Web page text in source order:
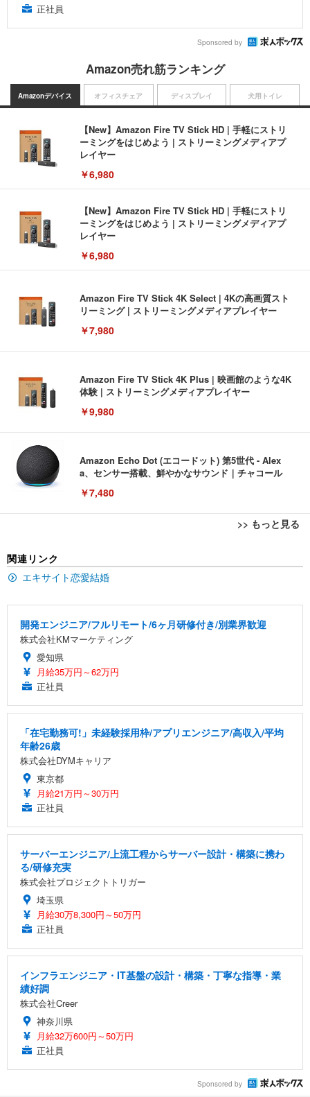
正社員
Sponsored by
Amazon売れ筋ランキング
Amazonデバイス
【New】Amazon Fire TV Stick HD | 手軽にストリ
ーミングをはじめよう | ストリーミングメディアプ
レイヤー
￥6,980
【New】Amazon Fire TV Stick HD | 手軽にストリ
ーミングをはじめよう | ストリーミングメディアプ
レイヤー
￥6,980
Amazon Fire TV Stick 4K Select | 4Kの高画質スト
リーミング | ストリーミングメディアプレイヤー
￥7,980
Amazon Fire TV Stick 4K Plus | 映画館のような4K
体験 | ストリーミングメディアプレイヤー
￥9,980
Amazon Echo Dot (エコードット) 第5世代 - Alex
a、センサー搭載、鮮やかなサウンド｜チャコール
￥7,480
>> もっと見る
オフィスチェア
い 跳ね上げ式アームレスト コンパクト 約105度ロッ
キング pc 事務椅子 360度回転 座面昇降 強化ナイロ
SIHOO B100 オフィスチェア／デスクチェア メッシ
￥27,999
Sezlife オフィスチェア デスクチェア 疲れない テレ
ワーク チェア 強化バックレスト 30度ロッキング機
能 人間工学 椅子 腰サポート 90度跳ね上げ式アーム
ョン PCチェア 通気性メッシュ ゲーミング/勉強/事
￥7,680
Sezlife オフィスチェア デスクチェア 疲れない テレ
レスト 3Dヘッドレスト ハンガー付き 高反発クッシ
務用 おしゃれ パソコンチェア (ホワイト)
￥7,680
ANDWINT オフィスチェア デスクチェア 肘なし メ
ッシュ 通気性 ランバーサポート付き 腰サポート ガ
ト 幅52×奥行58.5×高さ84～96cm テレワーク 在宅
￥4,139
ディスプレイ
EV3240X-WT | 31.5型4K UHD・USB Type-C・ホワ
イト
EIZO ビジネス向けプレミアムモニター | FlexScan
EV2740X-WT | 27.0型4K UHD・USB Type-C・ホワ
￥109,572
フック付き（CFI-ZDM1J）
【整備済み品】Dell E2724HS 27インチ 液晶モニタ
応 ComfortView ビジネス向け
￥15,800
【MiniLED/24.5inch/280Hz/FHD】GRAPHT THE S
HOOTER Gaming Monitor 24” Essential ゲーミン
像低減 (3年保証 | 輝点保証 | 日本メーカー)
￥34,980
犬用トイレ
回使い捨て 無香料 ホワイト 300枚
Amazonベーシック ペットシーツ 厚型 ワイド 42枚
￥3,234
り 単品
Smart Basic(スマートベーシック) 【Amazon.co.jp
￥3,670
アイリスオーヤマ ペットシーツ 超厚型 お徳用 レギ
￥3,731
関連リンク
エキサイト恋愛結婚
開発エンジニア/フルリモート/6ヶ月研修付き/別業界歓迎
株式会社KMマーケティング
愛知県
月給35万円～62万円
正社員
「在宅勤務可!」未経験採用枠/アプリエンジニア/高収入/平均
年齢26歳
株式会社DYMキャリア
東京都
月給21万円～30万円
正社員
サーバーエンジニア/上流工程からサーバー設計・構築に携わ
る/研修充実
株式会社プロジェクトトリガー
埼玉県
月給30万8,300円～50万円
正社員
インフラエンジニア・IT基盤の設計・構築・丁寧な指導・業
績好調
株式会社Creer
神奈川県
月給32万600円～50万円
正社員
Sponsored by